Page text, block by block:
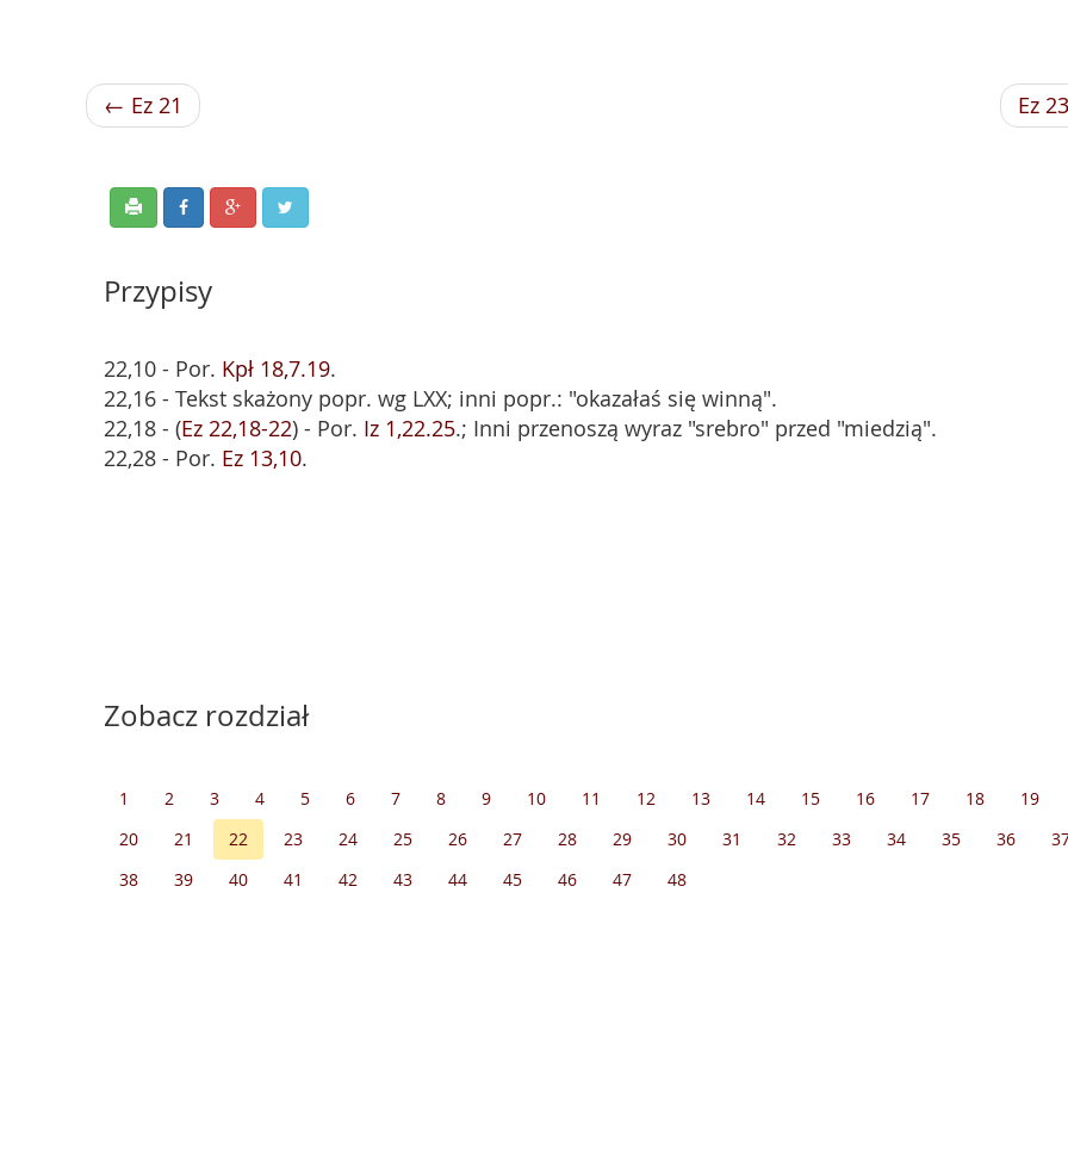
← Ez 21 Ez
Przypisy
22,10 - Por. Kpł 18,7.19.
22,16 - Tekst skażony popr. wg LXX; inni popr.: "okazałaś się winną".
22,18 - (Ez 22,18-22) - Por. Iz 1,22.25.; Inni przenoszą wyraz "srebro" przed "miedzią".
22,28 - Por. Ez 13,10.
Zobacz rozdział
1 2 3 4 5 6 7 8 9 10 11 12 13 14 15 16 17 18
19
20
21 22 23 24 25 26 27 28 29 30 31 32 33 34 35 36
38
39 40 41 42 43 44 45 46 47 48